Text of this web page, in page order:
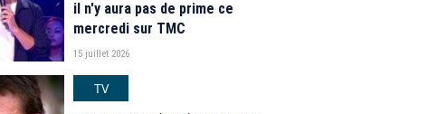
il n'y aura pas de prime ce
mercredi sur TMC
15 juillet 2026
TV